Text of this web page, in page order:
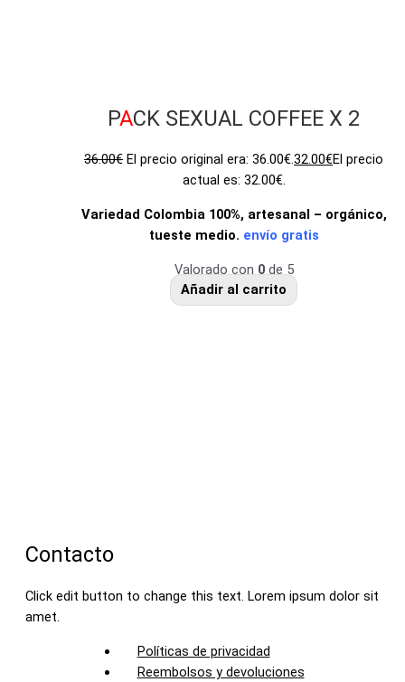
PACK SEXUAL COFFEE X 2
36.00€ El precio original era: 36.00€.32.00€El precio
actual es: 32.00€.
Variedad Colombia 100%, artesanal – orgánico,
tueste medio. envío gratis
Valorado con 0de 5
Añadir al carrito
Contacto
Click edit button to change this text. Lorem ipsum dolor sit
amet.
Políticas de privacidad
Reembolsos y devoluciones